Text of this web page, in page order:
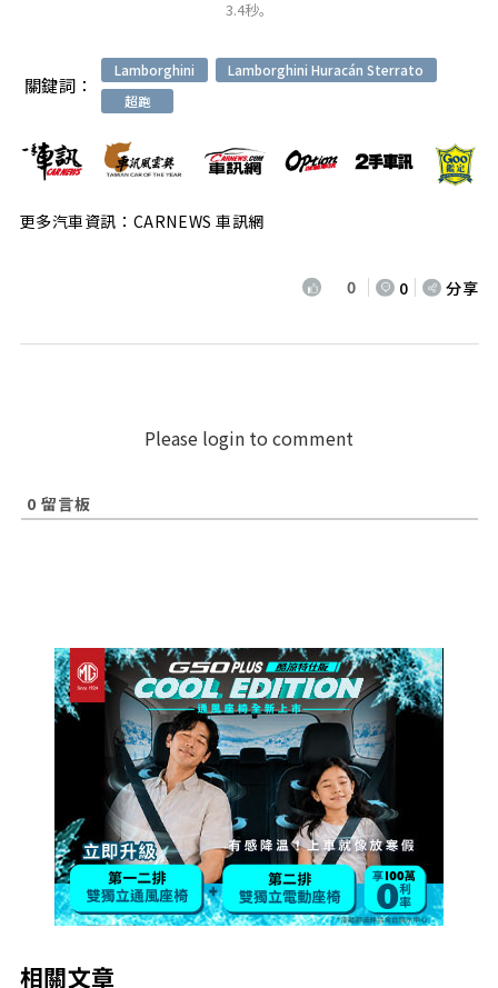
3.4秒。
關鍵詞：
Lamborghini
Lamborghini Huracán Sterrato
超跑
更多汽車資訊：CARNEWS 車訊網
0 0 分享
Please login to comment
0 留言板
相關文章